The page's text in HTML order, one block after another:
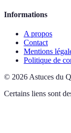
Informations
A propos
Contact
Mentions
Politique de
© 2026 Astuces du
Certains liens sont